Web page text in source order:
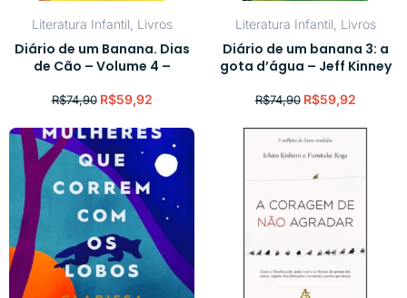
Literatura Infantil Livros
Diário de um Banana. Dias
de Cão – Volume 4 –
R$74,90 R$59,92
Literatura Infantil Livros
Diário de um banana 3: a
gota d’água – Jeff Kinney
R$74,90 R$59,92